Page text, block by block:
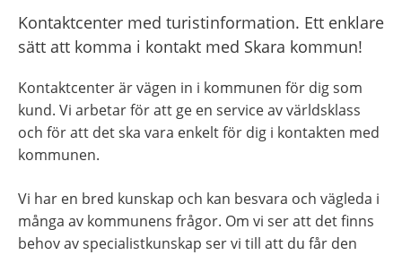
Kontaktcenter med turistinformation. Ett enklare
sätt att komma i kontakt med Skara kommun!
Kontaktcenter är vägen in i kommunen för dig som
kund. Vi arbetar för att ge en service av världsklass
och för att det ska vara enkelt för dig i kontakten med
kommunen.
Vi har en bred kunskap och kan besvara och vägleda i
många av kommunens frågor. Om vi ser att det finns
behov av specialistkunskap ser vi till att du får den